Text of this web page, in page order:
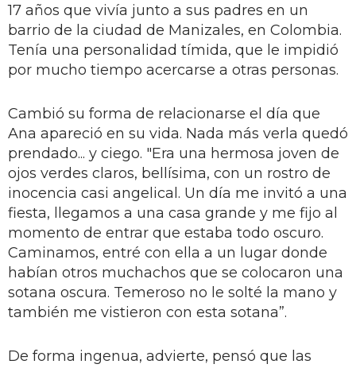
17 años que vivía junto a sus padres en un
barrio de la ciudad de Manizales, en Colombia.
Tenía una personalidad tímida, que le impidió
por mucho tiempo acercarse a otras personas.
Cambió su forma de relacionarse el día que
Ana apareció en su vida. Nada más verla quedó
prendado... y ciego. "Era una hermosa joven de
ojos verdes claros, bellísima, con un rostro de
inocencia casi angelical. Un día me invitó a una
fiesta, llegamos a una casa grande y me fijo al
momento de entrar que estaba todo oscuro.
Caminamos, entré con ella a un lugar donde
habían otros muchachos que se colocaron una
sotana oscura. Temeroso no le solté la mano y
también me vistieron con esta sotana”.
De forma ingenua, advierte, pensó que las